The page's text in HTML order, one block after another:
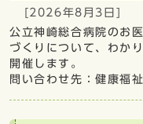
[2026年8月3日]
公立神崎総合病院のお
づくりについて、わか
開催します。
問い合わせ先：健康